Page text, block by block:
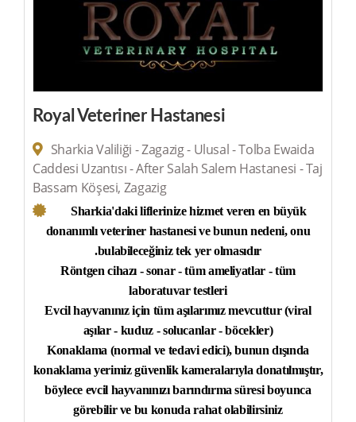
Royal Veteriner Hastanesi
Sharkia Valiliği - Zagazig - Ulusal - Tolba Ewaida
Caddesi Uzantısı - After Salah Salem Hastanesi - Taj
Bassam Köşesi, Zagazig
Sharkia'daki liflerinize hizmet veren en büyük
donanımlı veteriner hastanesi ve bunun nedeni, onu
bulabileceğiniz tek yer olmasıdır
.
Röntgen cihazı - sonar - tüm ameliyatlar - tüm
laboratuvar testleri
Evcil hayvanınız için tüm aşılarımız mevcuttur (viral
aşılar - kuduz - solucanlar - böcekler)
Konaklama (normal ve tedavi edici), bunun dışında
konaklama yerimiz güvenlik kameralarıyla donatılmıştır,
böylece evcil hayvanınızı barındırma süresi boyunca
görebilir ve bu konuda rahat olabilirsiniz